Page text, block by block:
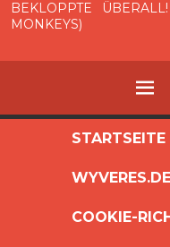
BEKLOPPTE
MONKEYS)
SPRINGEN
STARTSEITE
WYVERES.DE
COOKIE-